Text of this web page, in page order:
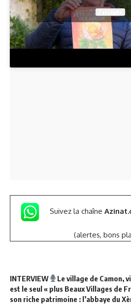
Suivez la chaîne
(alertes, bons
INTERVIEW
Le village de Camon,
est le seul « plus Beaux Villages de
son riche patrimoine : l’abbaye du